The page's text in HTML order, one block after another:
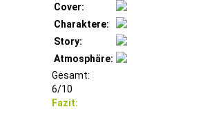
Cover:
Charaktere:
Story:
Atmosphäre:
Gesamt:
6/10
Fazit: